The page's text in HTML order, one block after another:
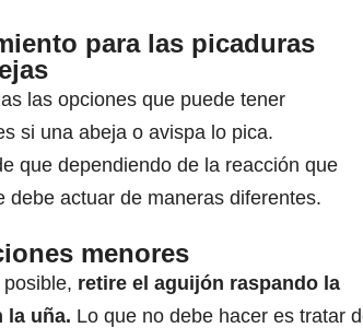
para las picaduras
las opciones que puede tener
si una abeja o avispa lo pica.
que dependiendo de la reacción que
debe actuar de maneras diferentes.
menores
posible, retire el aguijón raspando la
la uña. Lo que no debe hacer es tratar